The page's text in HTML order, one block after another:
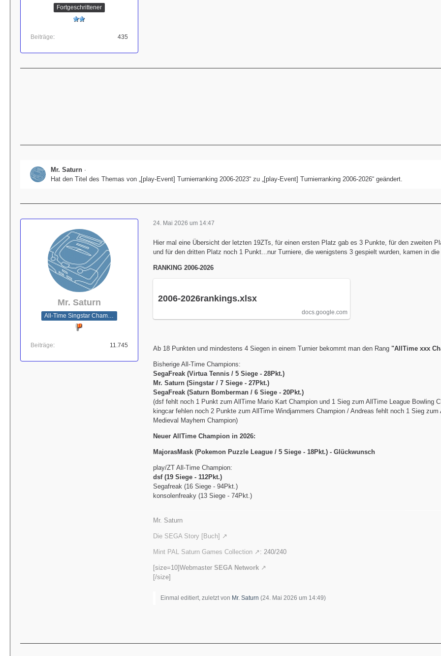
Fortgeschrittener
Beiträge 435
Mr. Saturn
Hat den Titel des Themas von „[play-Event] Turnierranking 2006-2023“ zu „[play-Event] Turnierranking 2006-2026“ geändert.
Mr. Saturn
All-Time Singstar Champion
Beiträge 11.745
24. Mai 2026 um 14:47
Hier mal eine Übersicht der letzten 19ZTs, für einen ersten Platz gab es 3 Punkte, für den zweiten
und für den dritten Platz noch 1 Punkt...nur Turniere, die wenigstens 3 gespielt wurden, kamen in die
RANKING 2006-2026
2006-2026rankings.xlsx
docs.google.com
Ab 18 Punkten und mindestens 4 Siegen in einem Turnier bekommt man den Rang "AllTime xxx
Bisherige All-Time Champions:
SegaFreak (Virtua Tennis / 5 Siege - 28Pkt.)
Mr. Saturn (Singstar / 7 Siege - 27Pkt.)
SegaFreak (Saturn Bomberman / 6 Siege - 20Pkt.)
(dsf fehlt noch 1 Punkt zum AllTime Mario Kart Champion und 1 Sieg zum AllTime League Bowling
kingcar fehlen noch 2 Punkte zum AllTime Windjammers Champion / Andreas fehlt noch 1 Sieg zum
Medieval Mayhem Champion)
Neuer AllTime Champion in 2026:
MajorasMask (Pokemon Puzzle League / 5 Siege - 18Pkt.) - Glückwunsch
play/ZT All-Time Champion:
dsf (19 Siege - 112Pkt.)
Segafreak (16 Siege - 94Pkt.)
konsolenfreaky (13 Siege - 74Pkt.)
Mr. Saturn
Die SEGA Story [Buch]
Mint PAL Saturn Games Collection : 240/240
[size=10]Webmaster SEGA Network
[/size]
Einmal editiert, zuletzt von Mr. Saturn (24. Mai 2026 um 14:49)